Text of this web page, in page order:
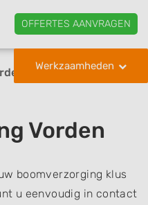
OFFERTES AANVRAGEN
Werkzaamheden
Vorden
boomverzorging klus
u eenvoudig in contact